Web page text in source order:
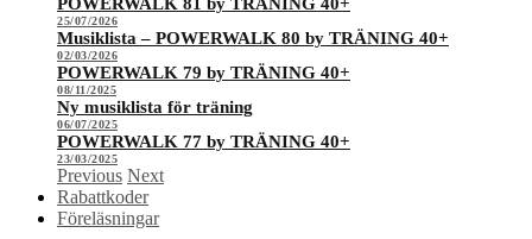
25/07/2026
Musiklista – POWERWALK 80 by TRÄNING 40+
02/03/2026
POWERWALK 79 by TRÄNING 40+
08/11/2025
Ny musiklista för träning
06/07/2025
POWERWALK 77 by TRÄNING 40+
23/03/2025
Previous Next
Rabattkoder
Föreläsningar